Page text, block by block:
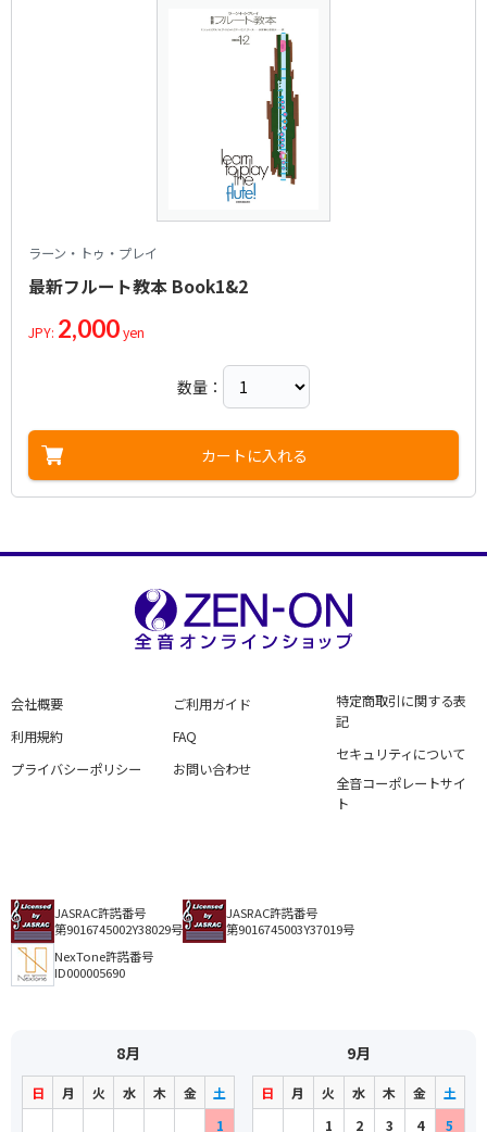
ラーン・トゥ・プレイ
最新フルート教本 Book1&2
JPY: 2,000yen
数量：
カートに入れる
会社概要
利用規約
プライバシーポリシー
ご利用ガイド
FAQ
お問い合わせ
特定商取引に関する表
記
セキュリティについて
全音コーポレートサイ
ト
JASRAC許諾番号
第9016745002Y38029号
JASRAC許諾番号
第9016745003Y37019号
NexTone許諾番号
ID000005690
8月
日 月 火 水 木 金
土
1
9月
日 月 火 水 木 金
土
1
2 3 4 5